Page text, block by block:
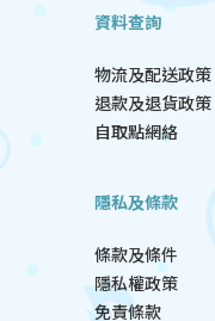
資料查詢
物流及配送政策
退款及退貨政策
自取點網絡
隱私及條款
條款及條件
隱私權政策
免責條款